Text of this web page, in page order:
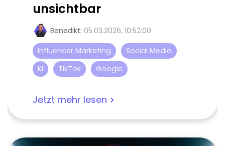
unsichtbar
Benedikt: 05.03.2026, 10:52:00
Influencer Marketing
Social Media
KI
TikTok Google
Jetzt mehr lesen